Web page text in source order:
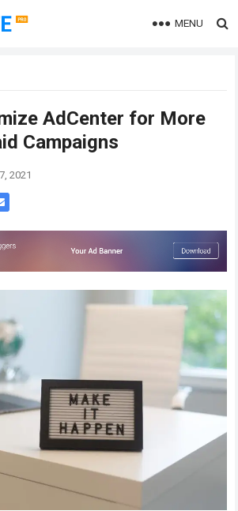
MENU
AdCenter for More
Campaigns
2021